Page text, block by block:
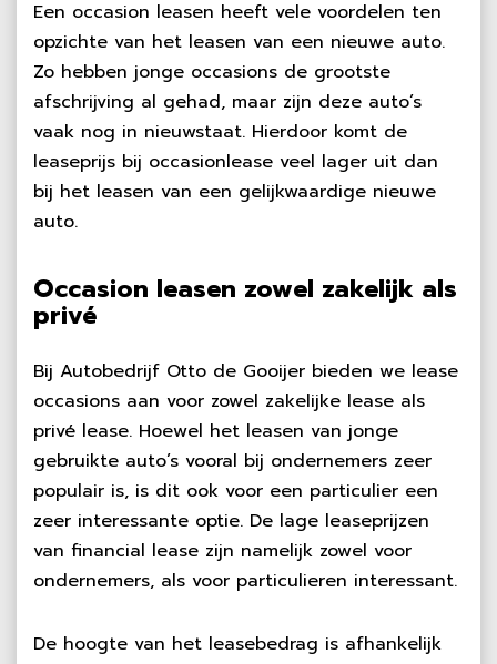
Een occasion leasen heeft vele voordelen ten
opzichte van het leasen van een nieuwe auto.
Zo hebben jonge occasions de grootste
afschrijving al gehad, maar zijn deze auto’s
vaak nog in nieuwstaat. Hierdoor komt de
leaseprijs bij occasionlease veel lager uit dan
bij het leasen van een gelijkwaardige nieuwe
auto.
Occasion leasen zowel zakelijk als
privé
Bij Autobedrijf Otto de Gooijer bieden we lease
occasions aan voor zowel zakelijke lease als
privé lease. Hoewel het leasen van jonge
gebruikte auto’s vooral bij ondernemers zeer
populair is, is dit ook voor een particulier een
zeer interessante optie. De lage leaseprijzen
van financial lease zijn namelijk zowel voor
ondernemers, als voor particulieren interessant.
De hoogte van het leasebedrag is afhankelijk